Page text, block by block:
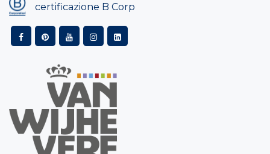
certificazione B Corp